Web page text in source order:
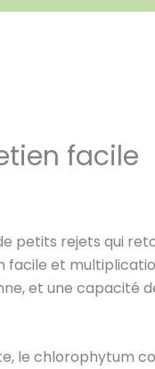
facile
petits rejets qui
et
et une
le chlorophytum